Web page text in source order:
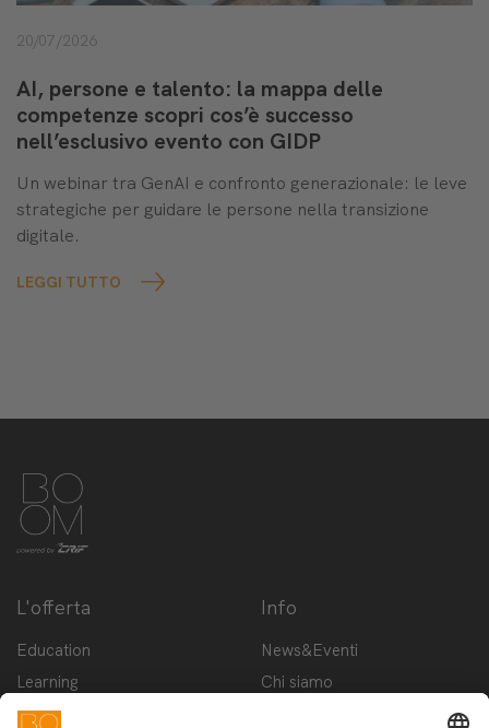
20/07/2026
AI, persone e talento: la mappa delle
competenze scopri cos’è successo
nell’esclusivo evento con GIDP
Un webinar tra GenAI e confronto generazionale: le leve
strategiche per guidare le persone nella transizione
digitale.
LEGGI TUTTO
L'offerta
Education
Learning
Innovation
Info
News&Eventi
Chi siamo